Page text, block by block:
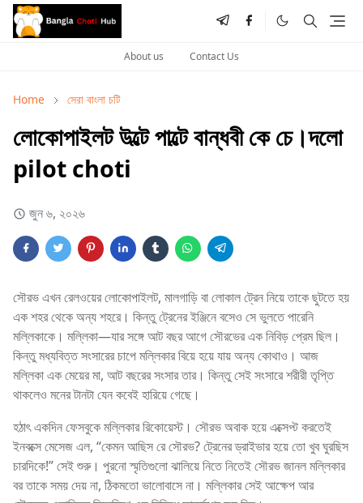
About us Contact Us
Home সেরা বাংলা চটি
লোকোপাইলট উল্টে পাল্টে বান্ধবী কে চে।দলো
pilot choti
জুন ৬, ২০২৬
সৌরভ এখন রেলওয়ের লোকোপাইলট, মালগাড়ি বা লোকাল ট্রেন নিয়ে তাকে ছুটতে হয়
এক শহর থেকে অন্য শহরে। কিন্তু ট্রেনের ইঞ্জিনে বসেও সে ভুলতে পারেনি
মল্লিকাকে। মল্লিকা—যার সঙ্গে আট বছর আগে সৌরভের এক নিবিড় প্রেম ছিল।
কিন্তু মধ্যবিত্ত সংসারের চাপে মল্লিকার বিয়ে হয়ে যায় অন্য কোথাও। আজ
মল্লিকা এক মেয়ের মা, আট বছরের সংসার তার। কিন্তু সেই সংসারে শরীরী তৃপ্তি
থাকলেও মনের টানটা যেন কবেই হারিয়ে গেছে।
হঠাৎ একদিন ফেসবুকে মল্লিকার রিকোয়েস্ট। সৌরভ অবাক হয়ে এক্সেপ্ট করতেই
ইনবক্সে মেসেজ এল, “কেমন আছিস রে সৌরভ? ট্রেনের ড্রাইভার হয়ে তো খুব ঘুরছিস
চারদিকে!” সেই শুরু। পুরনো স্মৃতিগুলো ঝালিয়ে নিতে নিতেই সৌরভ জানল মল্লিকার
বর তাকে সময় দেয় না, ঠিকমতো ভালোবাসে না। মল্লিকার সেই আক্ষেপ আর